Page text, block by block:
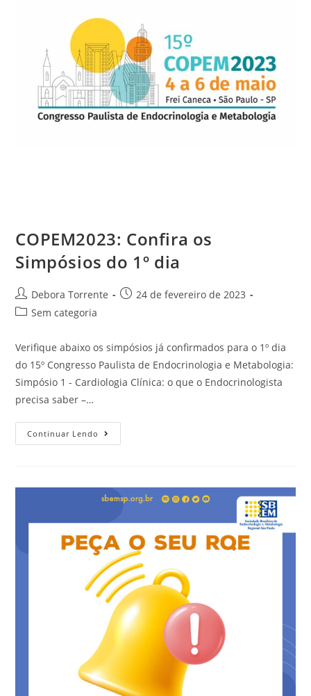
COPEM2023: Confira os
Simpósios do 1º dia
Debora Torrente
24 de fevereiro de 2023
Sem categoria
Verifique abaixo os simpósios já confirmados para o 1º dia
do 15º Congresso Paulista de Endocrinologia e Metabologia:
Simpósio 1 - Cardiologia Clínica: o que o Endocrinologista
precisa saber –…
Continuar Lendo